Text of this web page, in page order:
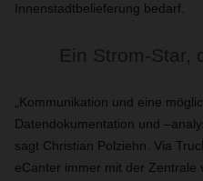
Innenstadtbelieferung bedarf.
Ein Strom-Star,
„Kommunikation und eine
Datendokumentation und
sagt Christian Polziehn. Via
eCanter immer mit der